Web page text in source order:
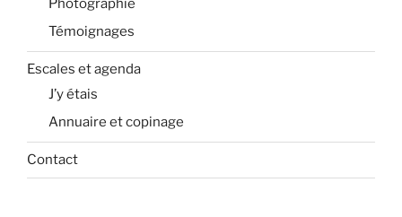
Photographie
Témoignages
Escales et agenda
J’y étais
Annuaire et copinage
Contact